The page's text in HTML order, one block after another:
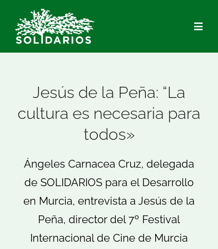
contenido
Qué hacemos
Hazte Socio/a
Voluntariado
Jesús de la Peña: “La
cultura es necesaria para
todos»
Ángeles Carnacea Cruz, delegada
de SOLIDARIOS para el Desarrollo
en Murcia, entrevista a Jesús de la
Peña, director del 7º Festival
Internacional de Cine de Murcia